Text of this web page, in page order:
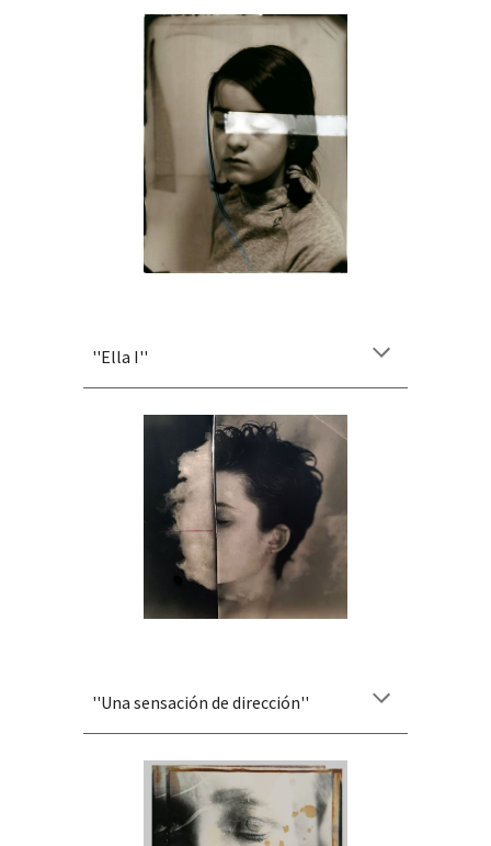
''Ella I''
''Una sensación de dirección''